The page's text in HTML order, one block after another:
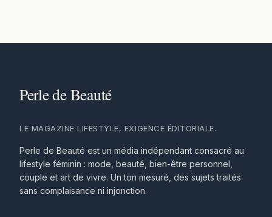
LE MAGAZINE LIFESTYLE, EXIGENCE ÉDITORIALE.
Perle de Beauté est un média indépendant consacré au
lifestyle féminin : mode, beauté, bien-être personnel,
couple et art de vivre. Un ton mesuré, des sujets traités
sans complaisance ni injonction.